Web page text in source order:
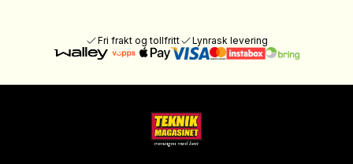
Fri frakt og tollfritt Lynrask levering